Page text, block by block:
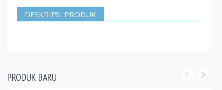
DESKRIPSI PRODUK
PRODUK BARU